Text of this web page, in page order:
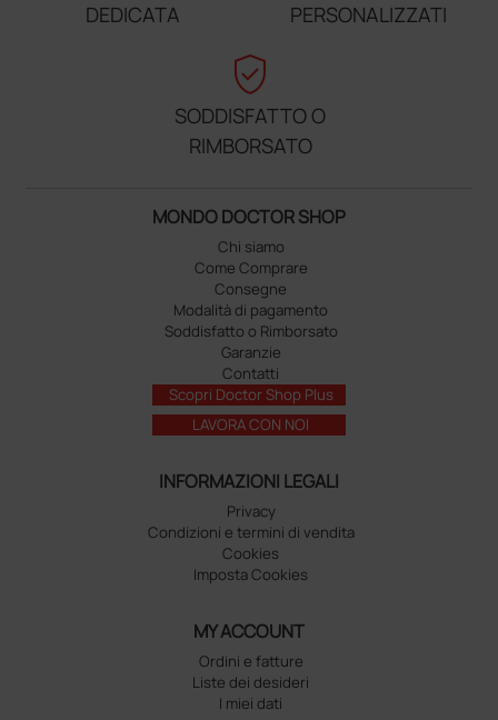
DEDICATA
PERSONALIZZATI
verified_user
SODDISFATTO O
RIMBORSATO
MONDO DOCTOR SHOP
Chi siamo
Come Comprare
Consegne
Modalità di pagamento
Soddisfatto o Rimborsato
Garanzie
Contatti
Scopri Doctor Shop Plus
LAVORA CON NOI
INFORMAZIONI LEGALI
Privacy
Condizioni e termini di vendita
Cookies
Imposta Cookies
MY ACCOUNT
Ordini e fatture
Liste dei desideri
I miei dati